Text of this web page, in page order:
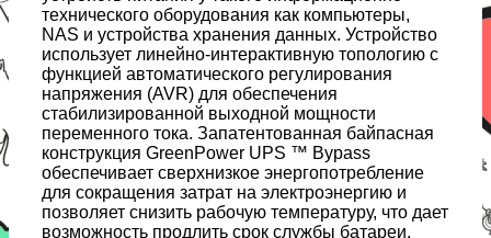
технического оборудования как компьютеры,
NAS и устройства хранения данных. Устройство
использует линейно-интерактивную топологию с
функцией автоматического регулирования
напряжения (AVR) для обеспечения
стабилизированной выходной мощности
переменного тока. Запатентованная байпасная
конструкция GreenPower UPS ™ Bypass
обеспечивает сверхнизкое энергопотребление
для сокращения затрат на электроэнергию и
позволяет снизить рабочую температуру, что дает
возможность продлить срок службы батареи.